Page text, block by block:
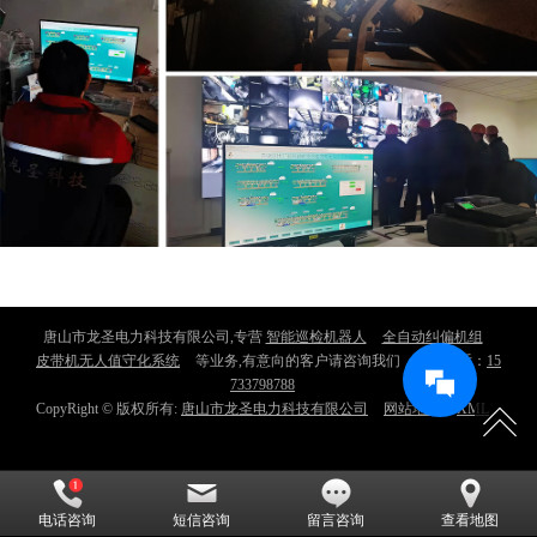
唐山市龙圣电力科技有限公司,专营 智能巡检机器人
全自动纠偏机组
皮带机无人值守化系统
等业务,有意向的客户请咨询我们，联系电话： 15
733798788
CopyRight © 版权所有: 唐山市龙圣电力科技有限公司 网站地图 XML
电话咨询 短信咨询 留言咨询 查看地图